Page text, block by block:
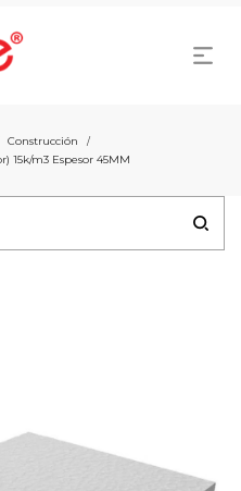
Construcción /
15k/m3 Espesor 45MM